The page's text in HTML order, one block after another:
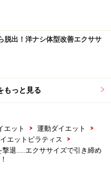
ヒザを曲げて背中が垂直
かかる負荷が大きくなるの
っかりとコントロールでき
脱出！洋ナシ体型改善エクササ
もっと見る
エット > 運動ダイエット
>
エットピラティス
>
退……エクササイズで引き締め